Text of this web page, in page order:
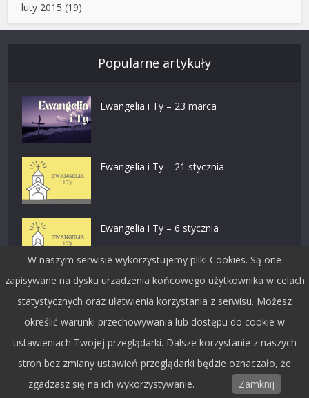
luty 2015 (19)
Popularne artykuły
Ewangelia i Ty – 23 marca
Ewangelia i Ty – 21 stycznia
Ewangelia i Ty – 6 stycznia
Ewangelia i Ty – 29 grudnia
Dołącz do nas na facebooku
W naszym serwisie wykorzystujemy pliki Cookies. Są one
zapisywane na dysku urządzenia końcowego użytkownika w celach
statystycznych oraz ułatwienia korzystania z serwisu. Możesz
określić warunki przechowywania lub dostępu do cookie w
ustawieniach Twojej przeglądarki. Dalsze korzystanie z naszych
stron bez zmiany ustawień przeglądarki będzie oznaczało, że
zgadzasz się na ich wykorzystywanie.
Zamknij